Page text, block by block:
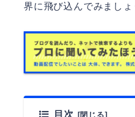
界に飛び込んでみましょ
目次